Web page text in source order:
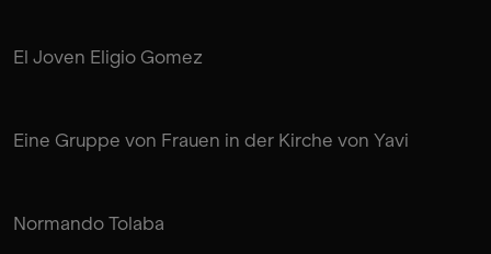
El Joven Eligio Gomez
Eine Gruppe von Frauen in der Kirche von Yavi
Normando Tolaba